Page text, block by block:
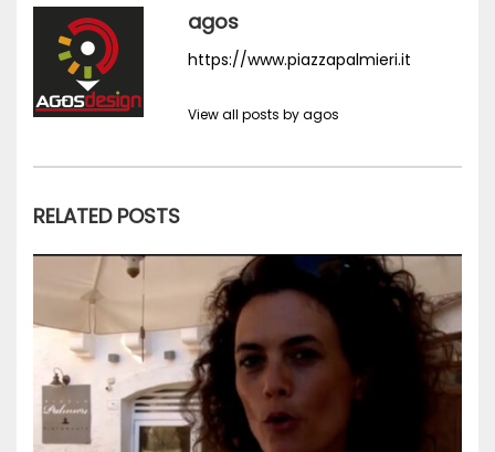
agos
https://www.piazzapalmieri.it
View all posts by agos
RELATED POSTS